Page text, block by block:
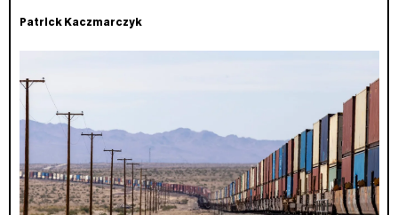
Patrick Kaczmarczyk